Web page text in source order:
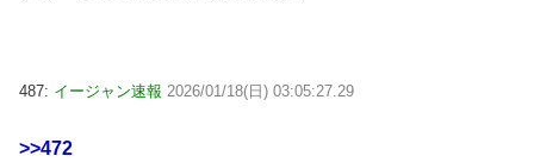
487: イージャン速報 2026/01/18(日) 03:05:27.29
>>472